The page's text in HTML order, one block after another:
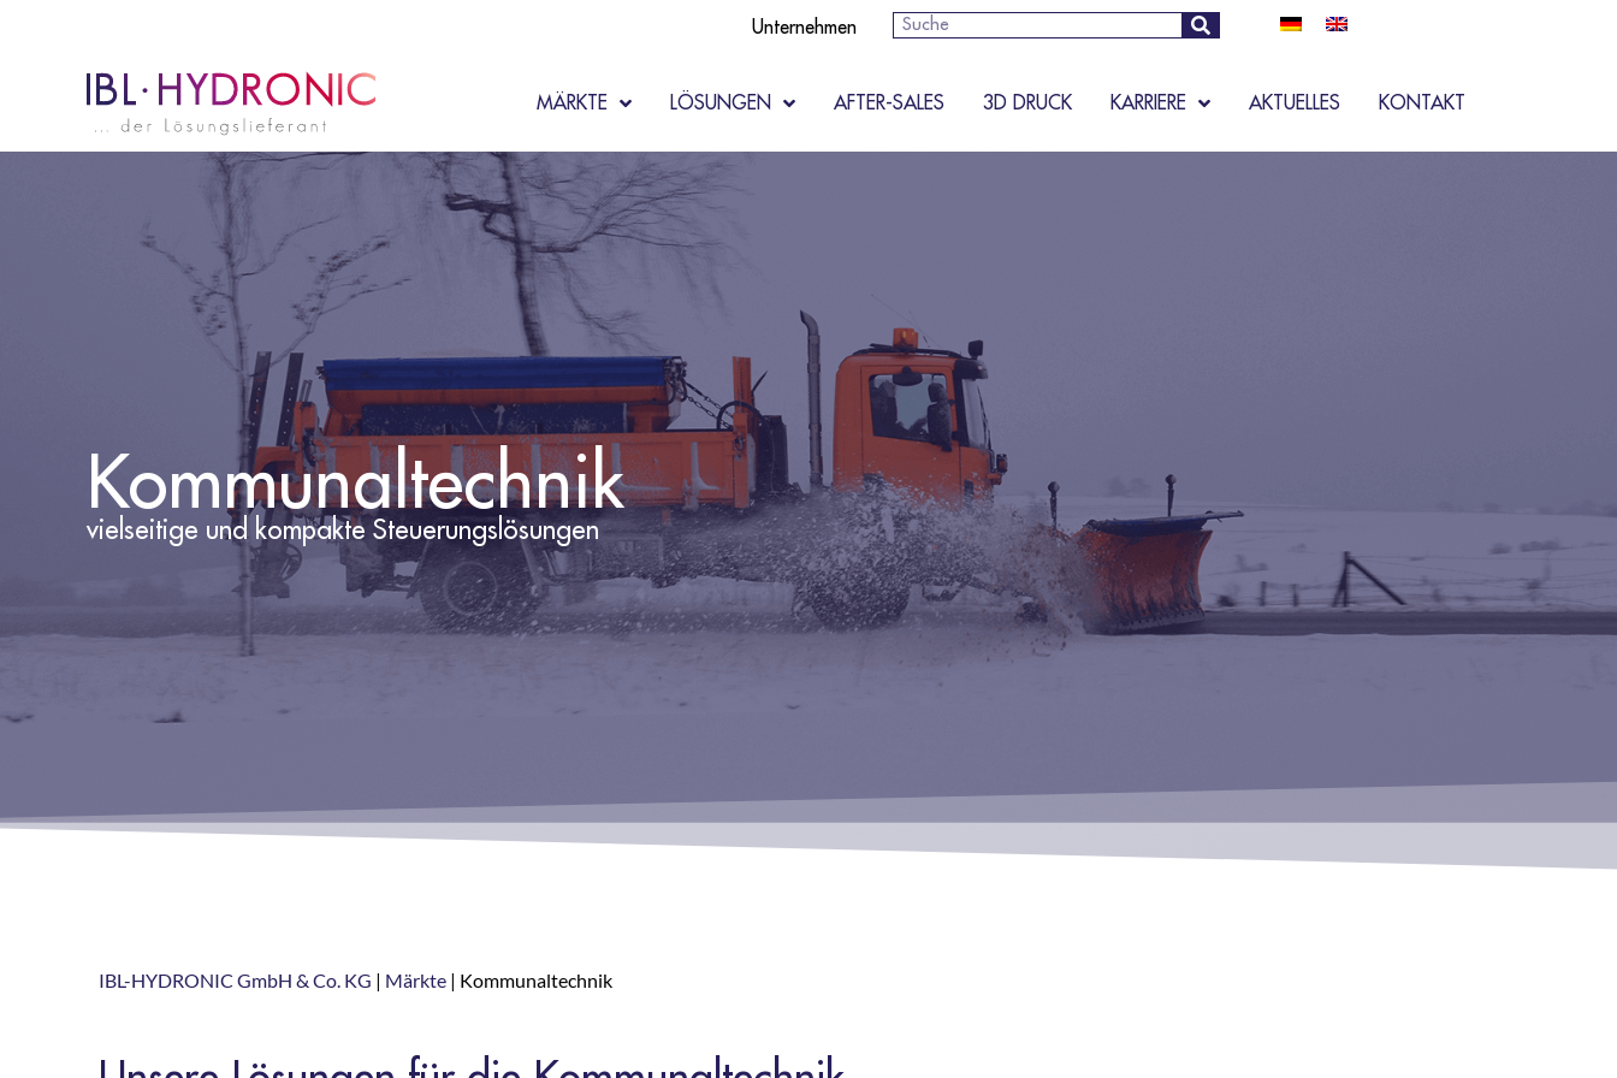
Unternehmen Suche
MÄRKTE LÖSUNGEN AFTER-SALES 3D DRUCK KARRIERE AKTUELLES KONTAKT
Kommunaltechnik
vielseitige und kompakte Steuerungslösungen
IBL-HYDRONIC GmbH & Co. KG | Märkte | Kommunaltechnik